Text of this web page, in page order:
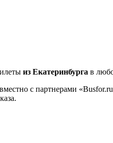
из Екатеринбурга в
с партнерами